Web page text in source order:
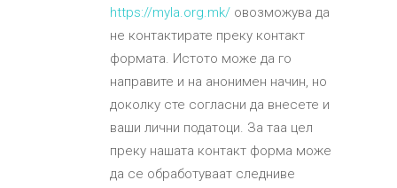
https://myla.org.mk/ овозможува да
не контактирате преку контакт
формата. Истото може да го
направите и на анонимен начин, но
доколку сте согласни да внесете и
ваши лични податоци. За таа цел
преку нашата контакт форма може
да се обработуваат следниве